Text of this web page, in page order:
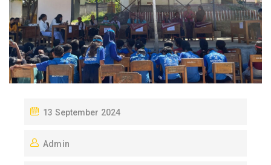
P
S
13 September 2024
Admin